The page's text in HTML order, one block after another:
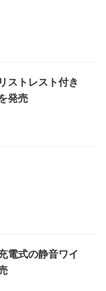
ストレスト付き
発売
電式の静音ワイ